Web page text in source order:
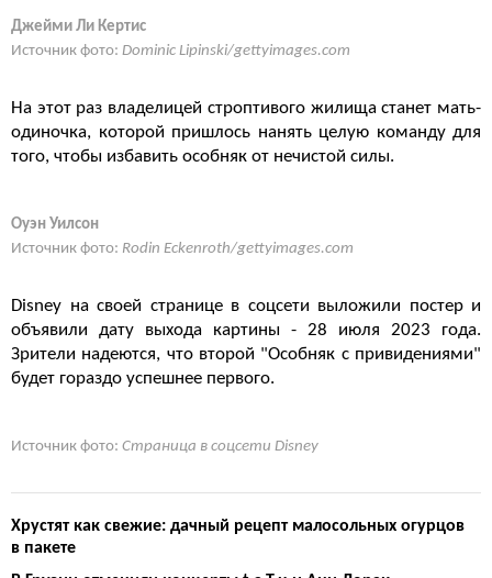
Джейми Ли Кертис
Источник фото: Dominic Lipinski/gettyimages.com
На этот раз владелицей строптивого жилища станет мать-
одиночка, которой пришлось нанять целую команду для
того, чтобы избавить особняк от нечистой силы.
Оуэн Уилсон
Источник фото: Rodin Eckenroth/gettyimages.com
Disney на своей странице в соцсети выложили постер и
объявили дату выхода картины - 28 июля 2023 года.
Зрители надеются, что второй "Особняк с привидениями"
будет гораздо успешнее первого.
Источник фото: Страница в соцсети Disney
Хрустят как свежие: дачный рецепт малосольных огурцов
в пакете